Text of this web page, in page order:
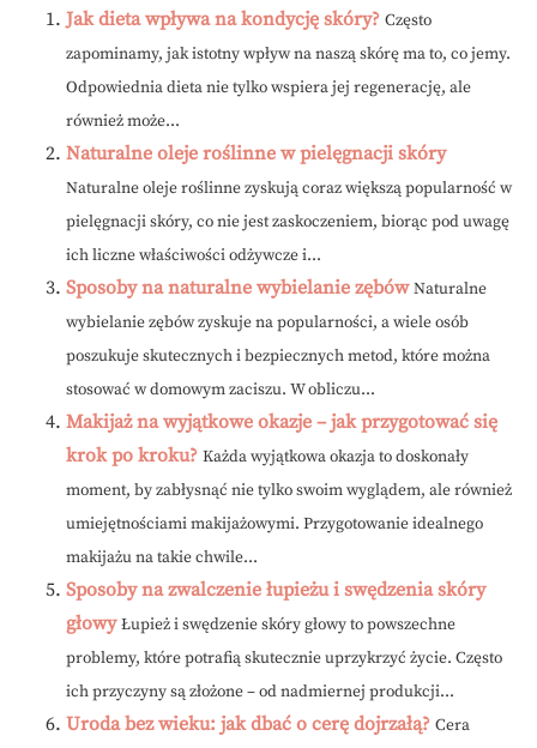
Jak dieta wpływa na kondycję skóry? Często
zapominamy, jak istotny wpływ na naszą skórę ma to, co jemy.
Odpowiednia dieta nie tylko wspiera jej regenerację, ale
również może...
Naturalne oleje roślinne w pielęgnacji skóry
Naturalne oleje roślinne zyskują coraz większą popularność w
pielęgnacji skóry, co nie jest zaskoczeniem, biorąc pod uwagę
ich liczne właściwości odżywcze i...
Sposoby na naturalne wybielanie zębów Naturalne
wybielanie zębów zyskuje na popularności, a wiele osób
poszukuje skutecznych i bezpiecznych metod, które można
stosować w domowym zaciszu. W obliczu...
Makijaż na wyjątkowe okazje – jak przygotować się
krok po kroku? Każda wyjątkowa okazja to doskonały
moment, by zabłysnąć nie tylko swoim wyglądem, ale również
umiejętnościami makijażowymi. Przygotowanie idealnego
makijażu na takie chwile...
Sposoby na zwalczenie łupieżu i swędzenia skóry
głowy Łupież i swędzenie skóry głowy to powszechne
problemy, które potrafią skutecznie uprzykrzyć życie. Często
ich przyczyny są złożone – od nadmiernej produkcji...
Uroda bez wieku: jak dbać o cerę dojrzałą? Cera